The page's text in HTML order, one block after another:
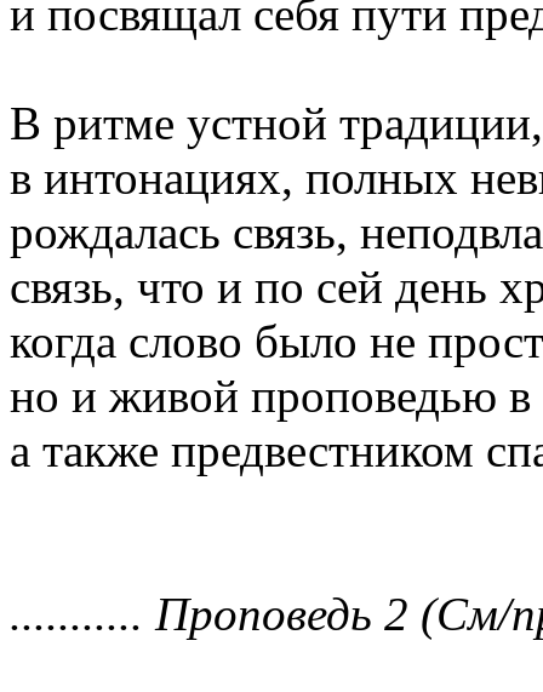
и посвящал себя пути
В ритме устной
в интонациях, полных
рождалась связь,
связь, что и по сей день
когда слово было не
но и живой проповедью в
а также предвестником
........... Проповедь 2 (См/